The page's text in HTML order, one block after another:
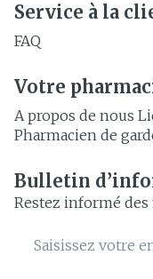
Service à la
FAQ
Votre
A propos de nous
Pharmacien de
Bulletin
Restez informé
Adresse mail